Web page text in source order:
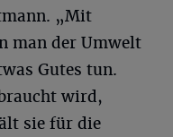
„Mit
man der Umwelt
Gutes tun.
wird,
sie für die